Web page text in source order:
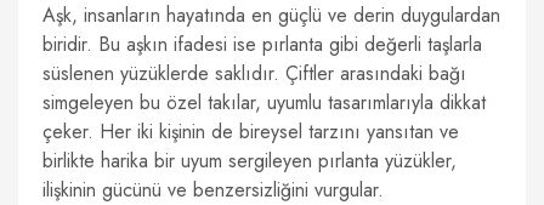
Aşk, insanların hayatında en güçlü ve derin duygulardan
biridir. Bu aşkın ifadesi ise pırlanta gibi değerli taşlarla
süslenen yüzüklerde saklıdır. Çiftler arasındaki bağı
simgeleyen bu özel takılar, uyumlu tasarımlarıyla dikkat
çeker. Her iki kişinin de bireysel tarzını yansıtan ve
birlikte harika bir uyum sergileyen pırlanta yüzükler,
ilişkinin gücünü ve benzersizliğini vurgular.